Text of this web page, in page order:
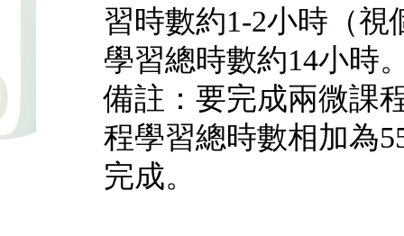
習時數約1-2小時（
學習總時數約14小時
備註：要完成兩微課
程學習總時數相加為
完成。